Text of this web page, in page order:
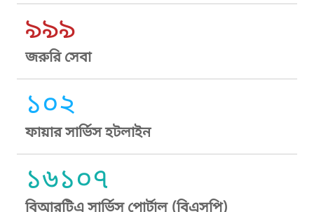
৯৯৯
জরুরি সেবা
১০২
ফায়ার সার্ভিস হটলাইন
১৬১০৭